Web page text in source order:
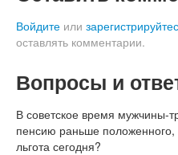
Войдите или
оставлять комментарии.
Вопросы и
В советское время мужчины-
пенсию раньше положенного,
льгота сегодня?